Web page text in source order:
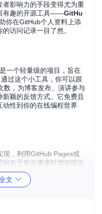
影响力的手段变得尤为重
有趣的开源工具——GitHu
你在GitHub个人资料上添
访问记录一目了然。
一个轻量级的项目，旨在
过这个小工具，你可以跟
数，为博客发布、演讲参与
颖的反馈方式。它免费且
性到你的在线编程世界
现，利用GitHub Pages或
在于每次请求时增加指定
Camo服务的限制无法识别
实施的低成本和高效率。
入其README文件中，灵
文